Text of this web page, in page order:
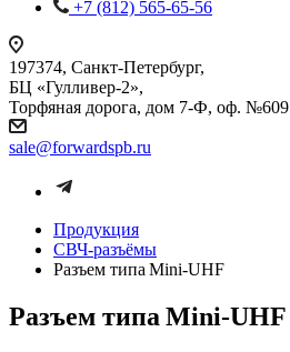
+7 (812) 565-65-56
197374, Санкт-Петербург,
БЦ «Гулливер-2»,
Торфяная дорога, дом 7-Ф, оф. №609
sale@forwardspb.ru
Продукция
СВЧ-разъёмы
Разъем типа Mini-UHF
Разъем типа Mini-UHF